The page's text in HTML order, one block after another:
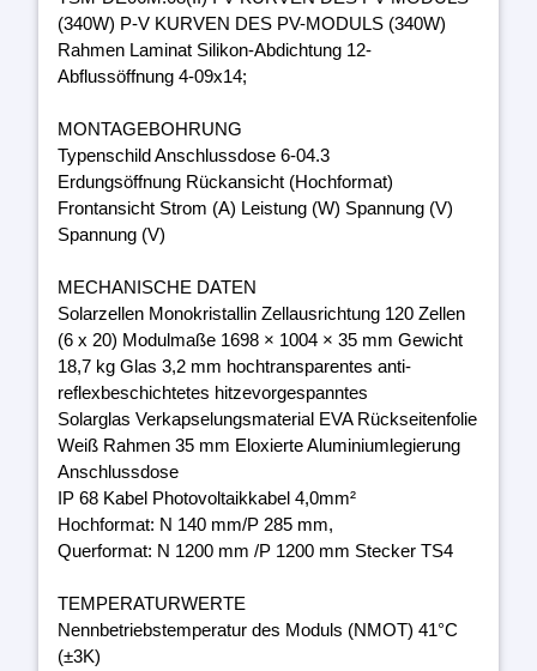
(340W) P-V KURVEN DES PV-MODULS (340W)
Rahmen Laminat Silikon-Abdichtung 12-
Abflussöffnung 4-09x14;
MONTAGEBOHRUNG
Typenschild Anschlussdose 6-04.3
Erdungsöffnung Rückansicht (Hochformat)
Frontansicht Strom (A) Leistung (W) Spannung (V)
Spannung (V)
MECHANISCHE DATEN
Solarzellen Monokristallin Zellausrichtung 120 Zellen
(6 x 20) Modulmaße 1698 × 1004 × 35 mm Gewicht
18,7 kg Glas 3,2 mm hochtransparentes anti-
reflexbeschichtetes hitzevorgespanntes
Solarglas Verkapselungsmaterial EVA Rückseitenfolie
Weiß Rahmen 35 mm Eloxierte Aluminiumlegierung
Anschlussdose
IP 68 Kabel Photovoltaikkabel 4,0mm²
Hochformat: N 140 mm/P 285 mm,
Querformat: N 1200 mm /P 1200 mm Stecker TS4
TEMPERATURWERTE
Nennbetriebstemperatur des Moduls (NMOT) 41°C
(±3K)